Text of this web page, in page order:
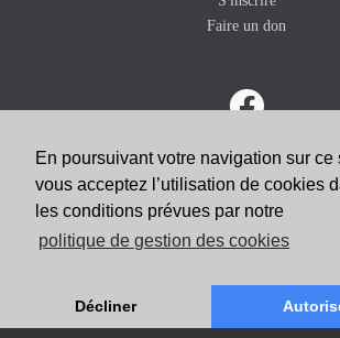
En poursuivant votre navigation sur ce
vous acceptez l’utilisation de cookies
les conditions prévues par notre
politique de gestion des cookies
Décliner
Faire un don
ABONNEZ-VOUS
Copyright 2026 Revue Catholique Internationale